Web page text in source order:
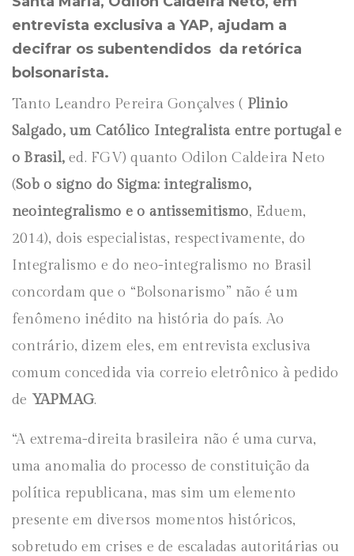
entrevista exclusiva a YAP, ajudam a
decifrar os subentendidos da retórica
bolsonarista.
Tanto Leandro Pereira Gonçalves ( Plinio
Salgado, um Católico Integralista entre portugal e
o Brasil,ed. FGV) quanto Odilon Caldeira Neto
(Sob o signo do Sigma: integralismo,
neointegralismo e o antissemitismo, Eduem,
2014), dois especialistas, respectivamente, do
Integralismo e do neo-integralismo no Brasil
concordam que o “Bolsonarismo” não é um
fenômeno inédito na história do país. Ao
contrário, dizem eles, em entrevista exclusiva
comum concedida via correio eletrônico à pedido
de YAPMAG.
“A extrema-direita brasileira não é uma curva,
uma anomalia do processo de constituição da
política republicana, mas sim um elemento
presente em diversos momentos históricos,
sobretudo em crises e de escaladas autoritárias ou